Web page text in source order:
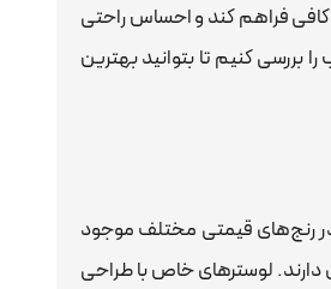
کافی فراهم کند و احساس راحتی
بررسی کنیم تا بتوانید بهترین
رنج‌های قیمتی مختلف موجود
لوسترهای خاص با طراحی